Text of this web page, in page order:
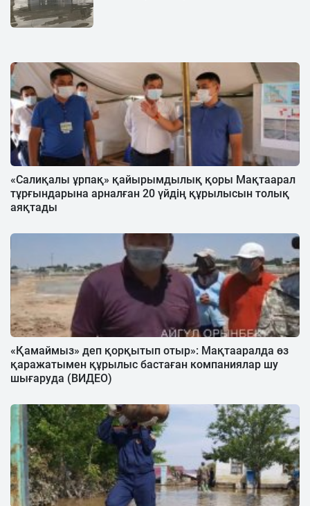
«Салиқалы ұрпақ» қайырымдылық қоры Мақтаарал
тұрғындарына арналған 20 үйдің құрылысын толық
аяқтады
«Қамаймыз» деп қорқытып отыр»: Мақтааралда өз
қаражатымен құрылыс бастаған компаниялар шу
шығаруда (ВИДЕО)